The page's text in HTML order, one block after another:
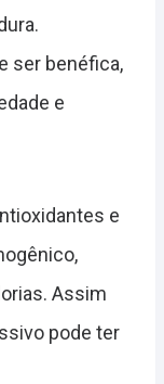
ser benéfica,
e
e
Assim
pode ter